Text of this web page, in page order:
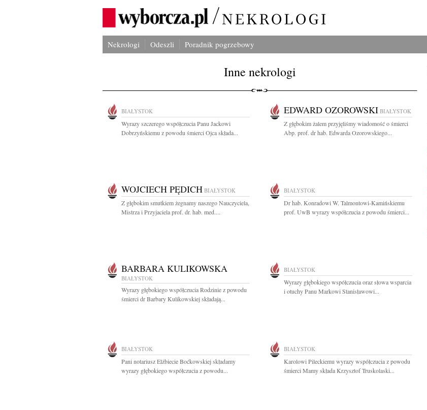
Nekrologi Odeszli Poradnik pogrzebowy
Inne nekrologi
BIAŁYSTOK
Wyrazy szczerego współczucia Panu Jackowi
Dobrzyńskiemu z powodu śmierci Ojca składa...
EDWARD OZOROWSKI BIAŁYSTOK
Z głębokim żalem przyjęliśmy wiadomość o śmierci
Abp. prof. dr hab. Edwarda Ozorowskiego...
WOJCIECH PĘDICH BIAŁYSTOK
Z głębokim smutkiem żegnamy naszego Nauczyciela,
Mistrza i Przyjaciela prof. dr. hab. med....
BIAŁYSTOK
Dr hab. Konradowi W. Talmontowi-Kamińskiemu
prof. UwB wyrazy współczucia z powodu śmierci...
BARBARA KULIKOWSKA
BIAŁYSTOK
Wyrazy głębokiego współczucia Rodzinie z powodu
śmierci dr Barbary Kulikowskiej składają...
BIAŁYSTOK
Wyrazy głębokiego współczucia oraz słowa wsparcia
i otuchy Panu Markowi Stanisławowi...
BIAŁYSTOK
Pani notariusz Elżbiecie Boćkowskiej składamy
wyrazy głębokiego współczucia z powodu...
BIAŁYSTOK
Karolowi Pileckiemu wyrazy współczucia z powodu
śmierci Mamy składa Krzysztof Truskolaski...